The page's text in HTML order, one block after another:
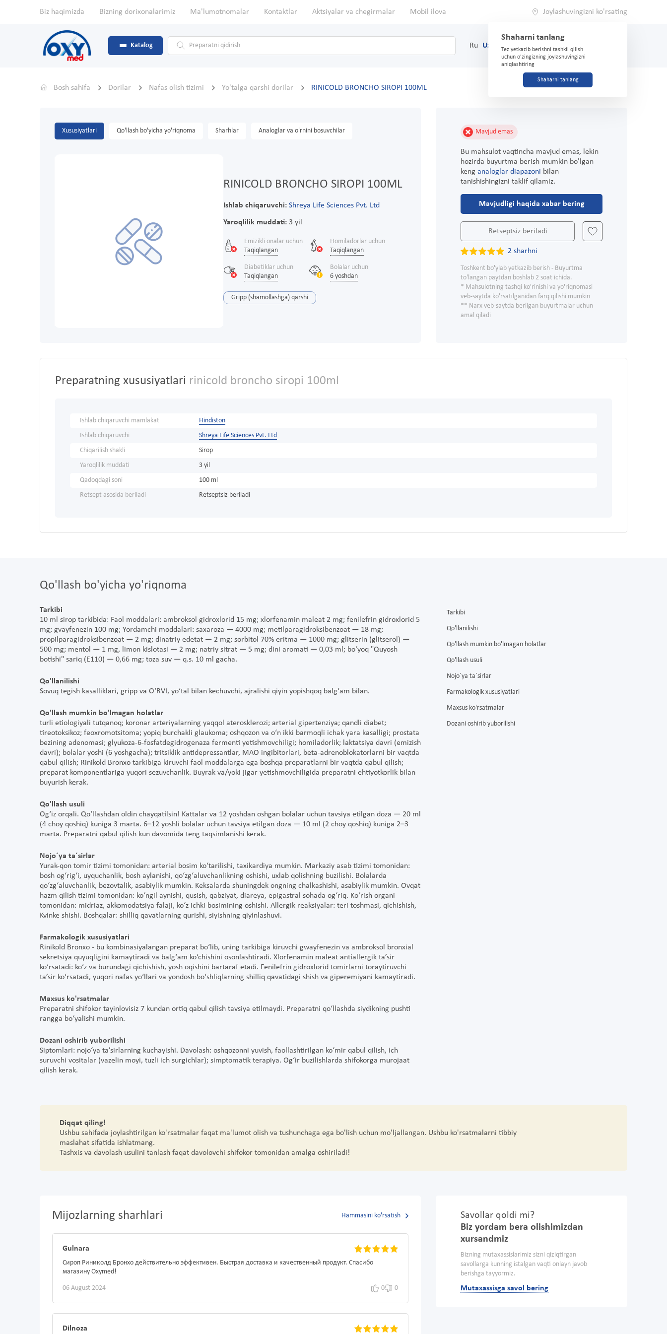
Biz haqimizda Bizning dorixonalarimiz Ma'lumotnomalar Kontaktlar Aktsiyalar va chegirmalar Mobil ilova Joylashuvingizni ko'rsating
Shaharni tanlang
Tez yetkazib berishni tashkil qilish
uchun o'zingizning joylashuvingizni
aniqlashtiring
Shaharni tanlang
Katalog Ru Uz (71) 200-03-03
Bosh sahifa Dorilar Nafas olish tizimi Yo'talga qarshi dorilar RINICOLD BRONCHO SIROPI 100ML
Xususiyatlari Qo'llash bo'yicha yo'riqnoma Sharhlar Analoglar va o'rnini bosuvchilar
RINICOLD BRONCHO SIROPI 100ML
Ishlab chiqaruvchi: Shreya Life Sciences Pvt. Ltd
Yaroqlilik muddati:3 yil
Emizikli onalar uchun
Taqiqlangan
Homiladorlar uchun
Taqiqlangan
Diabetiklar uchun
Taqiqlangan
Bolalar uchun
6 yoshdan
Gripp (shamollashga) qarshi
Mavjud emas
Bu mahsulot vaqtincha mavjud emas, lekin
hozirda buyurtma berish mumkin bo'lgan
keng analoglar diapazoni bilan
tanishishingizni taklif qilamiz.
Mavjudligi haqida xabar bering
Retseptsiz beriladi
2 sharhni
Toshkent bo'ylab yetkazib berish - Buyurtma
to'langan paytdan boshlab 2 soat ichida.
* Mahsulotning tashqi ko'rinishi va yo'riqnomasi
veb-saytda ko'rsatilganidan farq qilishi mumkin
** Narx veb-saytda berilgan buyurtmalar uchun
amal qiladi
Preparatning xususiyatlari rinicold broncho siropi 100ml
Ishlab chiqaruvchi mamlakat
Hindiston
Ishlab chiqaruvchi
Shreya Life Sciences Pvt. Ltd
Chiqarilish shakli
Sirop
Yaroqlilik muddati
3 yil
Qadoqdagi soni
100 ml
Retsept asosida beriladi
Retseptsiz beriladi
Qo'llash bo'yicha yo'riqnoma
Tarkibi
10 ml sirop tarkibida: Faol moddalari: ambroksol gidroxlorid 15 mg; xlorfenamin maleat 2 mg; fenilefrin gidroxlorid 5
mg; gvayfenezin 100 mg; Yordamchi moddalari: saxaroza — 4000 mg; metilparagidroksibenzoat — 18 mg;
propilparagidroksibenzoat — 2 mg; dinatriy edetat — 2 mg; sorbitol 70% eritma — 1000 mg; glitserin (glitserol) —
500 mg; mentol — 1 mg, limon kislotasi — 2 mg; natriy sitrat — 5 mg; dini aromati — 0,03 ml; bo‘yoq "Quyosh
botishi" sariq (E110) — 0,66 mg; toza suv — q.s. 10 ml gacha.
Qo'llanilishi
Sovuq tegish kasalliklari, gripp va O‘RVI, yo‘tal bilan kechuvchi, ajralishi qiyin yopishqoq balg‘am bilan.
Qo'llash mumkin bo'lmagan holatlar
turli etiologiyali tutqanoq; koronar arteriyalarning yaqqol aterosklerozi; arterial gipertenziya; qandli diabet;
tireotoksikoz; feoxromotsitoma; yopiq burchakli glaukoma; oshqozon va o‘n ikki barmoqli ichak yara kasalligi; prostata
bezining adenomasi; glyukoza-6-fosfatdegidrogenaza fermenti yetishmovchiligi; homiladorlik; laktatsiya davri (emizish
davri); bolalar yoshi (6 yoshgacha); tritsiklik antidepressantlar, MAO ingibitorlari, beta-adrenoblokatorlarni bir vaqtda
qabul qilish; Rinikold Bronxo tarkibiga kiruvchi faol moddalarga ega boshqa preparatlarni bir vaqtda qabul qilish;
preparat komponentlariga yuqori sezuvchanlik. Buyrak va/yoki jigar yetishmovchiligida preparatni ehtiyotkorlik bilan
buyurish kerak.
Qo'llash usuli
Og‘iz orqali. Qo‘llashdan oldin chayqatilsin! Kattalar va 12 yoshdan oshgan bolalar uchun tavsiya etilgan doza — 20 ml
(4 choy qoshiq) kuniga 3 marta. 6–12 yoshli bolalar uchun tavsiya etilgan doza — 10 ml (2 choy qoshiq) kuniga 2–3
marta. Preparatni qabul qilish kun davomida teng taqsimlanishi kerak.
Nojo´ya ta´sirlar
Yurak-qon tomir tizimi tomonidan: arterial bosim ko‘tarilishi, taxikardiya mumkin. Markaziy asab tizimi tomonidan:
bosh og‘rig‘i, uyquchanlik, bosh aylanishi, qo‘zg‘aluvchanlikning oshishi, uxlab qolishning buzilishi. Bolalarda
qo‘zg‘aluvchanlik, bezovtalik, asabiylik mumkin. Keksalarda shuningdek ongning chalkashishi, asabiylik mumkin. Ovqat
hazm qilish tizimi tomonidan: ko‘ngil aynishi, qusish, qabziyat, diareya, epigastral sohada og‘riq. Ko‘rish organi
tomonidan: midriaz, akkomodatsiya falaji, ko‘z ichki bosimining oshishi. Allergik reaksiyalar: teri toshmasi, qichishish,
Kvinke shishi. Boshqalar: shilliq qavatlarning qurishi, siyishning qiyinlashuvi.
Farmakologik xususiyatlari
Rinikold Bronxo - bu kombinasiyalangan preparat bo‘lib, uning tarkibiga kiruvchi gwayfenezin va ambroksol bronxial
sekretsiya quyuqligini kamaytiradi va balg‘am ko‘chishini osonlashtiradi. Xlorfenamin maleat antiallergik ta’sir
ko‘rsatadi: ko‘z va burundagi qichishish, yosh oqishini bartaraf etadi. Fenilefrin gidroxlorid tomirlarni toraytiruvchi
ta’sir ko‘rsatadi, yuqori nafas yo‘llari va yondosh bo‘shliqlarning shilliq qavatidagi shish va giperemiyani kamaytiradi.
Maxsus ko'rsatmalar
Preparatni shifokor tayinlovisiz 7 kundan ortiq qabul qilish tavsiya etilmaydi. Preparatni qo‘llashda siydikning pushti
rangga bo‘yalishi mumkin.
Dozani oshirib yuborilishi
Siptomlari: nojo‘ya ta’sirlarning kuchayishi. Davolash: oshqozonni yuvish, faollashtirilgan ko‘mir qabul qilish, ich
suruvchi vositalar (vazelin moyi, tuzli ich surgichlar); simptomatik terapiya. Og‘ir buzilishlarda shifokorga murojaat
qilish kerak.
Tarkibi
Qo'llanilishi
Qo'llash mumkin bo'lmagan holatlar
Qo'llash usuli
Nojo´ya ta´sirlar
Farmakologik xususiyatlari
Maxsus ko'rsatmalar
Dozani oshirib yuborilishi
Diqqat qiling!
Ushbu sahifada joylashtirilgan ko'rsatmalar faqat ma'lumot olish va tushunchaga ega bo'lish uchun mo'ljallangan. Ushbu ko'rsatmalarni tibbiy
maslahat sifatida ishlatmang.
Tashxis va davolash usulini tanlash faqat davolovchi shifokor tomonidan amalga oshiriladi!
Mijozlarning sharhlari Hammasini ko'rsatish
Gulnara
Сироп Риниколд Бронхо действительно эффективен. Быстрая доставка и качественный продукт. Спасибо
магазину Oxymed!
06 August 2024 0 0
Dilnoza
Savollar qoldi mi?
Biz yordam bera olishimizdan
xursandmiz
Bizning mutaxassislarimiz sizni qiziqtirgan
savollarga kunning istalgan vaqti onlayn javob
berishga tayyormiz.
Mutaxassisga savol bering